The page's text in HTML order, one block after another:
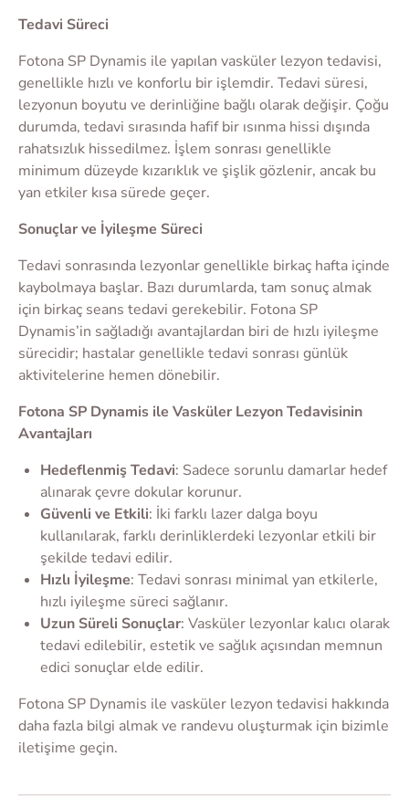
Tedavi Süreci
Fotona SP Dynamis ile yapılan vasküler lezyon tedavisi,
genellikle hızlı ve konforlu bir işlemdir. Tedavi süresi,
lezyonun boyutu ve derinliğine bağlı olarak değişir. Çoğu
durumda, tedavi sırasında hafif bir ısınma hissi dışında
rahatsızlık hissedilmez. İşlem sonrası genellikle
minimum düzeyde kızarıklık ve şişlik gözlenir, ancak bu
yan etkiler kısa sürede geçer.
Sonuçlar ve İyileşme Süreci
Tedavi sonrasında lezyonlar genellikle birkaç hafta içinde
kaybolmaya başlar. Bazı durumlarda, tam sonuç almak
için birkaç seans tedavi gerekebilir. Fotona SP
Dynamis’in sağladığı avantajlardan biri de hızlı iyileşme
sürecidir; hastalar genellikle tedavi sonrası günlük
aktivitelerine hemen dönebilir.
Fotona SP Dynamis ile Vasküler Lezyon Tedavisinin
Avantajları
Hedeflenmiş Tedavi: Sadece sorunlu damarlar hedef
alınarak çevre dokular korunur.
Güvenli ve Etkili: İki farklı lazer dalga boyu
kullanılarak, farklı derinliklerdeki lezyonlar etkili bir
şekilde tedavi edilir.
Hızlı İyileşme: Tedavi sonrası minimal yan etkilerle,
hızlı iyileşme süreci sağlanır.
Uzun Süreli Sonuçlar: Vasküler lezyonlar kalıcı olarak
tedavi edilebilir, estetik ve sağlık açısından memnun
edici sonuçlar elde edilir.
Fotona SP Dynamis ile vasküler lezyon tedavisi hakkında
daha fazla bilgi almak ve randevu oluşturmak için bizimle
iletişime geçin.